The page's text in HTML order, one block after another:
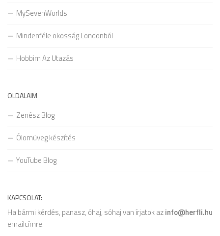
MySevenWorlds
Mindenféle okosság Londonból
Hobbim Az Utazás
OLDALAIM
Zenész Blog
Ólomüveg készítés
YouTube Blog
KAPCSOLAT:
Ha bármi kérdés, panasz, óhaj, sóhaj van írjatok azinfo@herfli.hu
emailcímre.